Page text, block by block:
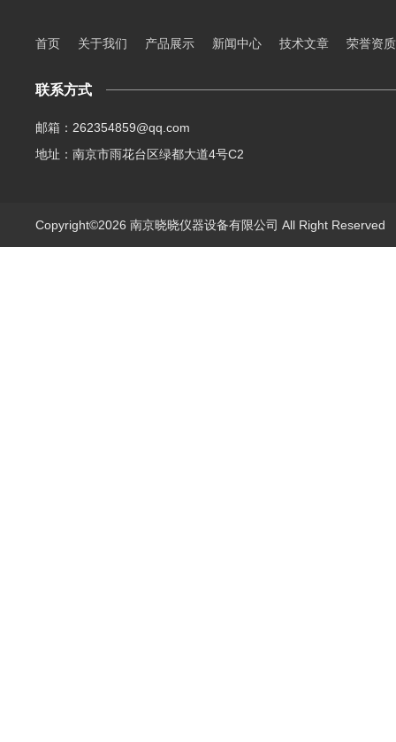
首页 关于我们 产品展示 新闻中心 技术文章 荣誉资质
联系方式
邮箱：262354859@qq.com
地址：南京市雨花台区绿都大道4号C2
Copyright©2026 南京晓晓仪器设备有限公司 All Right